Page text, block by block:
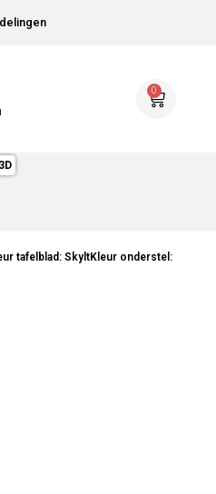
0
tafelblad: SkyltKleur onderstel: